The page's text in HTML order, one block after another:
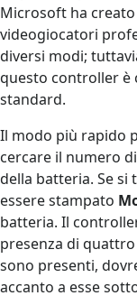
Microsoft ha
videogiocatori
diversi modi;
questo controller è
standard.
Il modo più rapido
cercare il numero
della batteria. Se
essere stampato
batteria. Il
presenza di
sono presenti,
accanto a esse